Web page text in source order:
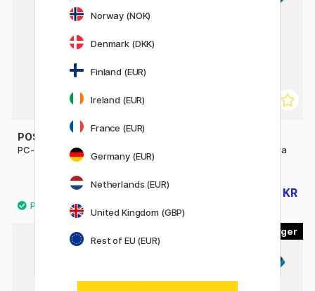
POSCA
PC-1MC Extra-fine
46 KR
Posca Marker PC-1MR Extra
35 KR
Norway (NOK)
Denmark (DKK)
Finland (EUR)
Ireland (EUR)
France (EUR)
Germany (EUR)
Netherlands (EUR)
United Kingdom (GBP)
Rest of EU (EUR)